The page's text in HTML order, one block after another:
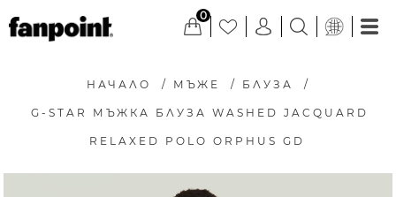
0
НАЧАЛО / МЪЖЕ / БЛУЗА /
G-STAR МЪЖКА БЛУЗА WASHED JACQUARD
RELAXED POLO ORPHUS GD